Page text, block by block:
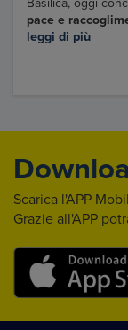
Basilica, oggi
pace e
leggi di più
Scarica l'APP
Grazie all'APP